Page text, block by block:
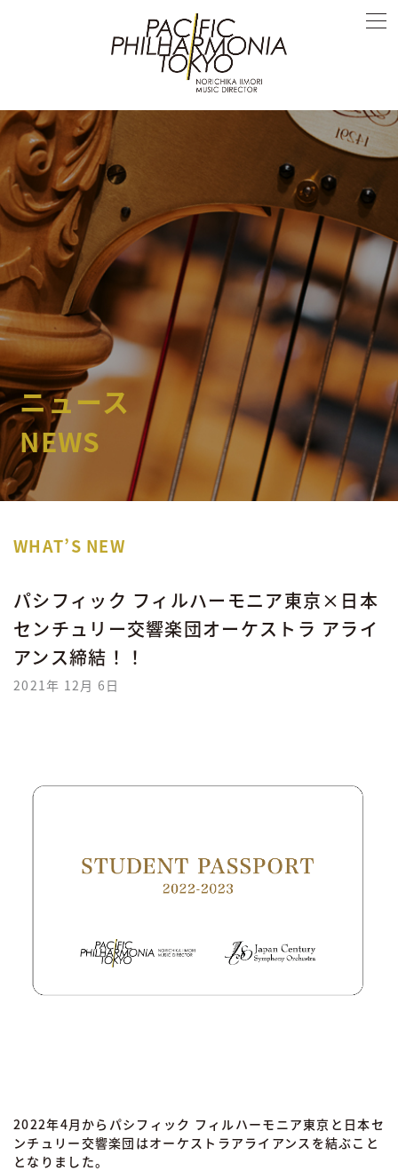
ニュース
NEWS
WHAT’S NEW
パシフィック フィルハーモニア東京×日本
センチュリー交響楽団オーケストラ アライ
アンス締結！！
2021年 12月 6日
2022年4月からパシフィック フィルハーモニア東京と日本セ
ンチュリー交響楽団はオーケストラアライアンスを結ぶこと
となりました。